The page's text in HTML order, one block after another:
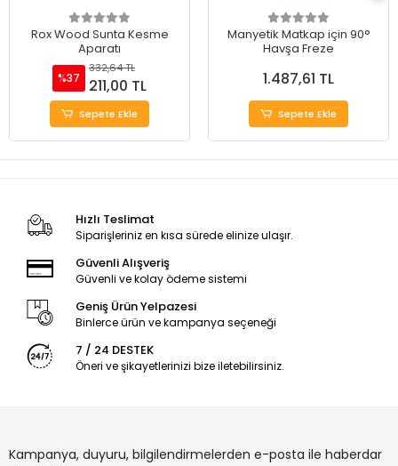
Rox Wood Sunta Kesme
Aparatı
%37
332,64 TL
211,00 TL
Sepete Ekle
Manyetik Matkap için 90°
Havşa Freze
1.487,61 TL
Sepete Ekle
Hızlı Teslimat
Siparişleriniz en kısa sürede elinize ulaşır.
Güvenli Alışveriş
Güvenli ve kolay ödeme sistemi
Geniş Ürün Yelpazesi
Binlerce ürün ve kampanya seçeneği
7 / 24 DESTEK
Öneri ve şikayetlerinizi bize iletebilirsiniz.
Kampanya, duyuru, bilgilendirmelerden e-posta ile haberdar